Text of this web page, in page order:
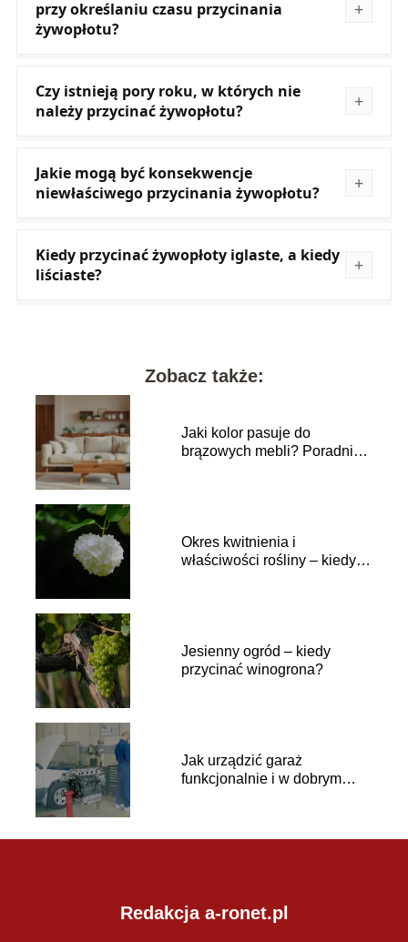
przy określaniu czasu przycinania
żywopłotu?
Czy istnieją pory roku, w których nie
należy przycinać żywopłotu?
Jakie mogą być konsekwencje
niewłaściwego przycinania żywopłotu?
Kiedy przycinać żywopłoty iglaste, a kiedy
liściaste?
Zobacz także:
Jaki kolor pasuje do
brązowych mebli? Poradnik
Okres kwitnienia i
właściwości rośliny – kiedy
Jesienny ogród – kiedy
przycinać winogrona?
Jak urządzić garaż
funkcjonalnie i w dobrym
Redakcja a-ronet.pl